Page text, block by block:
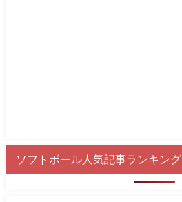
ソフトボール人気記事ランキング